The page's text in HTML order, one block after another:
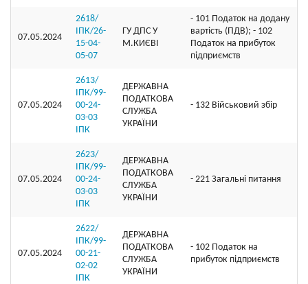
07.05.2024
2618/
ІПК/26-
15-04-
05-07
ГУ ДПС У
М.КИЄВІ
- 101 Податок на додану
вартість (ПДВ); - 102
Податок на прибуток
підприємств
07.05.2024
2613/
ІПК/99-
00-24-
03-03
ІПК
ДЕРЖАВНА
ПОДАТКОВА
СЛУЖБА
УКРАЇНИ
- 132 Військовий збір
07.05.2024
2623/
ІПК/99-
00-24-
03-03
ІПК
ДЕРЖАВНА
ПОДАТКОВА
СЛУЖБА
УКРАЇНИ
- 221 Загальні питання
07.05.2024
2622/
ІПК/99-
00-21-
02-02
ІПК
ДЕРЖАВНА
ПОДАТКОВА
СЛУЖБА
УКРАЇНИ
- 102 Податок на
прибуток підприємств